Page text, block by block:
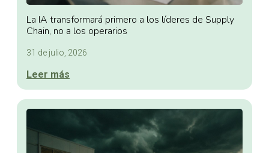
La IA transformará primero a los líderes de Supply
Chain, no a los operarios
31 de julio, 2026
Leer más